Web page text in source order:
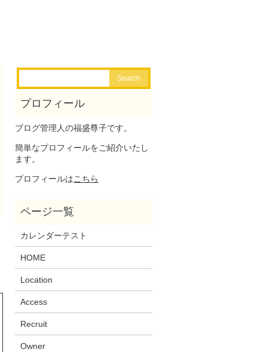
ブログ管理人の福盛尊子です。
簡単なプロフィールをご紹介いたし
ます。
プロフィールはこちら
カレンダーテスト
HOME
Location
Access
Recruit
Owner